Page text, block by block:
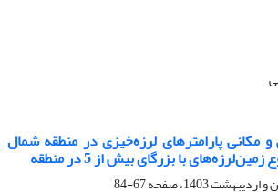
مکانی پارامترهای لرزه‌خیزی در منطقه شمال
با بزرگای بیش از 5 در منطقه
67-84